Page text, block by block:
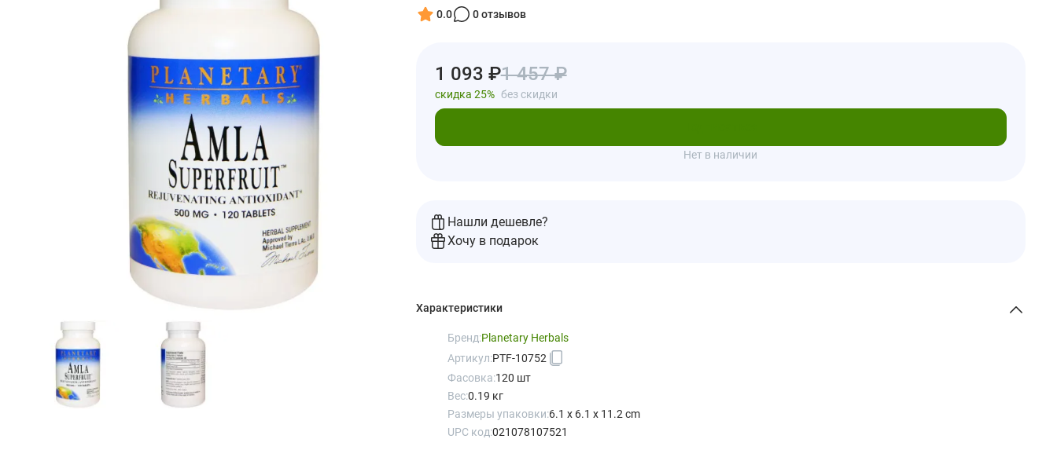
0.0 0 отзывов
1 093 ₽
скидка 25%
1 457 ₽
без скидки
Нет в наличии
Нашли дешевле?
Хочу в подарок
Характеристики
Бренд:Planetary Herbals
Артикул:PTF-10752
Фасовка:120 шт
Вес:0.19 кг
Размеры упаковки:6.1 x 6.1 x 11.2 cm
UPC код:021078107521